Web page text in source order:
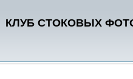
КЛУБ СТОКОВЫХ